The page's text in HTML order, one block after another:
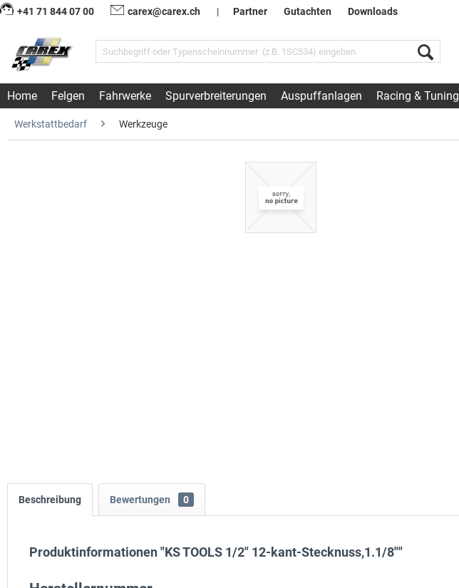
+41 71 844 07 00 carex@carex.ch | Partner Gutachten Downloads
Home Felgen Fahrwerke Spurverbreiterungen Auspuffanlagen Racing & Tuning
Werkstattbedarf Werkzeuge
Beschreibung Bewertungen 0
Produktinformationen "KS TOOLS 1/2" 12-kant-Stecknuss,1.1/8""